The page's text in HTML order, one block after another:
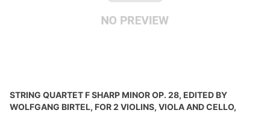
STRING QUARTET F SHARP MINOR OP. 28, EDITED BY
WOLFGANG BIRTEL, FOR 2 VIOLINS, VIOLA AND CELLO,